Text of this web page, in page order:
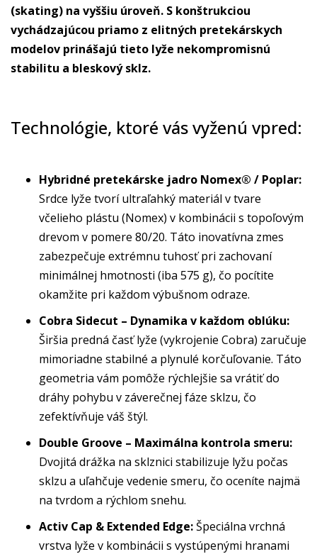
(skating) na vyššiu úroveň. S konštrukciou
vychádzajúcou priamo z elitných pretekárskych
modelov prinášajú tieto lyže nekompromisnú
stabilitu a bleskový sklz.
Technológie, ktoré vás vyženú vpred:
Hybridné pretekárske jadro Nomex® / Poplar:
Srdce lyže tvorí ultraľahký materiál v tvare
včelieho plástu (Nomex) v kombinácii s topoľovým
drevom v pomere 80/20. Táto inovatívna zmes
zabezpečuje extrémnu tuhosť pri zachovaní
minimálnej hmotnosti (iba 575 g), čo pocítite
okamžite pri každom výbušnom odraze.
Cobra Sidecut – Dynamika v každom oblúku:
Širšia predná časť lyže (vykrojenie Cobra) zaručuje
mimoriadne stabilné a plynulé korčuľovanie. Táto
geometria vám pomôže rýchlejšie sa vrátiť do
dráhy pohybu v záverečnej fáze sklzu, čo
zefektívňuje váš štýl.
Double Groove – Maximálna kontrola smeru:
Dvojitá drážka na sklznici stabilizuje lyžu počas
sklzu a uľahčuje vedenie smeru, čo oceníte najmä
na tvrdom a rýchlom snehu.
Activ Cap & Extended Edge:Špeciálna vrchná
vrstva lyže v kombinácii s vystúpenými hranami